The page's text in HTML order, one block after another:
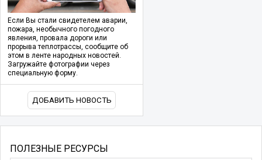
Если Вы стали свидетелем аварии,
пожара, необычного погодного
явления, провала дороги или
прорыва теплотрассы, сообщите об
этом в ленте народных новостей.
Загружайте фотографии через
специальную форму.
ДОБАВИТЬ НОВОСТЬ
ПОЛЕЗНЫЕ РЕСУРСЫ